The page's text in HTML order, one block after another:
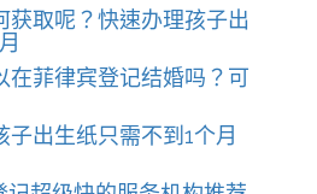
获取呢？快速办理孩子出
在菲律宾登记结婚吗？可
出生纸只需不到1个月